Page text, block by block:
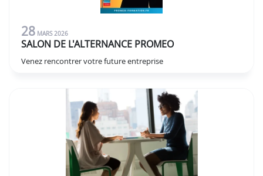
28 MARS 2026
SALON DE L'ALTERNANCE PROMEO
Venez rencontrer votre future entreprise